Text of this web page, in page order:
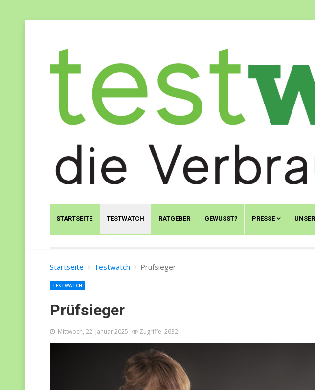
STARTSEITE TESTWATCH RATGEBER GEWUSST? PRESSE
Startseite Testwatch Prüfsieger
Prüfsieger
TESTWATCH
Mittwoch, 22. Januar 2025 Zugriffe: 2632